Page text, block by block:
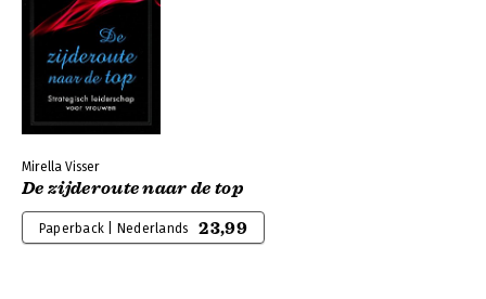
Mirella Visser
De zijderoute naar de top
Paperback | Nederlands 23,99